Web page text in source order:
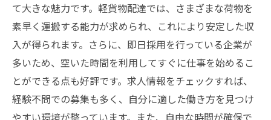
て大きな魅力です。軽貨物配達では、さまざまな荷物を
素早く運搬する能力が求められ、これにより安定した収
入が得られます。さらに、即日採用を行っている企業が
多いため、空いた時間を利用してすぐに仕事を始めるこ
とができる点も好評です。求人情報をチェックすれば、
経験不問での募集も多く、自分に適した働き方を見つけ
やすい環境が整っています。また、自由な時間が確保で